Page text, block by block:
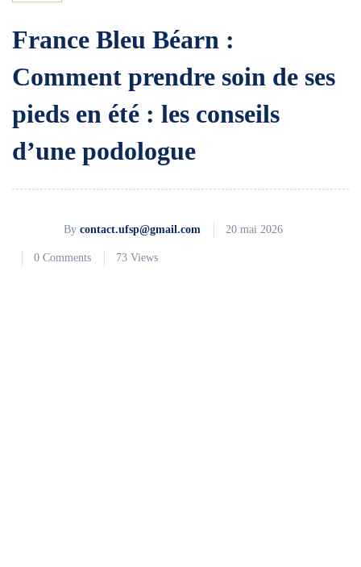
France Bleu Béarn :
Comment prendre soin de ses
pieds en été : les conseils
d’une podologue
By contact.ufsp@gmail.com 20 mai 2026
0 Comments 73 Views